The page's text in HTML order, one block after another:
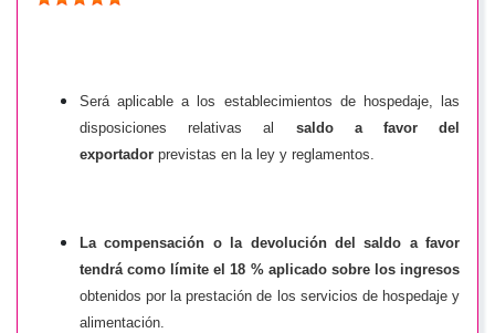
Será aplicable a los establecimientos de hospedaje, las
disposiciones relativas al saldo a favor del
exportador previstas en la ley y reglamentos.
La compensación o la devolución del saldo a favor
tendrá como límite el 18 % aplicado sobre los ingresos
obtenidos por la prestación de los servicios de hospedaje y
alimentación.